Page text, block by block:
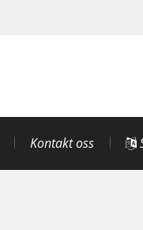
Kontakt oss